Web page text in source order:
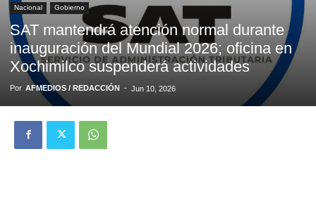
Nacional Gobierno
SAT mantendrá atención normal durante
inauguración del Mundial 2026; oficina en
Xochimilco suspenderá actividades
Por AFMEDIOS / REDACCIÓN - Jun 10, 2026